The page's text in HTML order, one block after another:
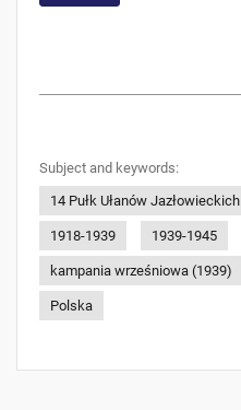
Subject and keywords:
14 Pułk Ułanów Jazłowieckich
1918-1939 1939-1945
kampania wrześniowa (1939)
Polska